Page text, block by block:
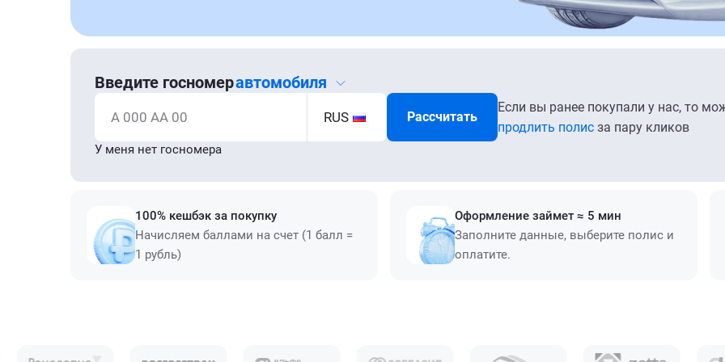
Введите госномеравтомобиля
А 000 АА 00 RUS Рассчитать
Если вы ранее покупали у нас, то
продлить полис за пару кликов
У меня нет госномера
100% кешбэк за покупку
Начисляем баллами на счет (1 балл =
1 рубль)
Оформление займет ≈ 5 мин
Заполните данные, выберите полис и
оплатите.